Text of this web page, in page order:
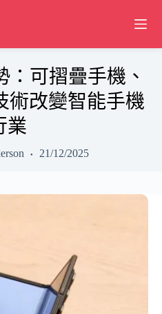
：可摺疊手機、
術改變智能手機
業
21/12/2025